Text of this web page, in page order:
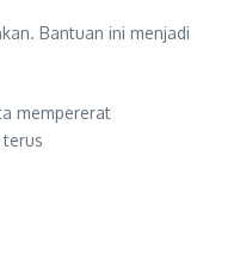
Bantuan ini menjadi
mempererat